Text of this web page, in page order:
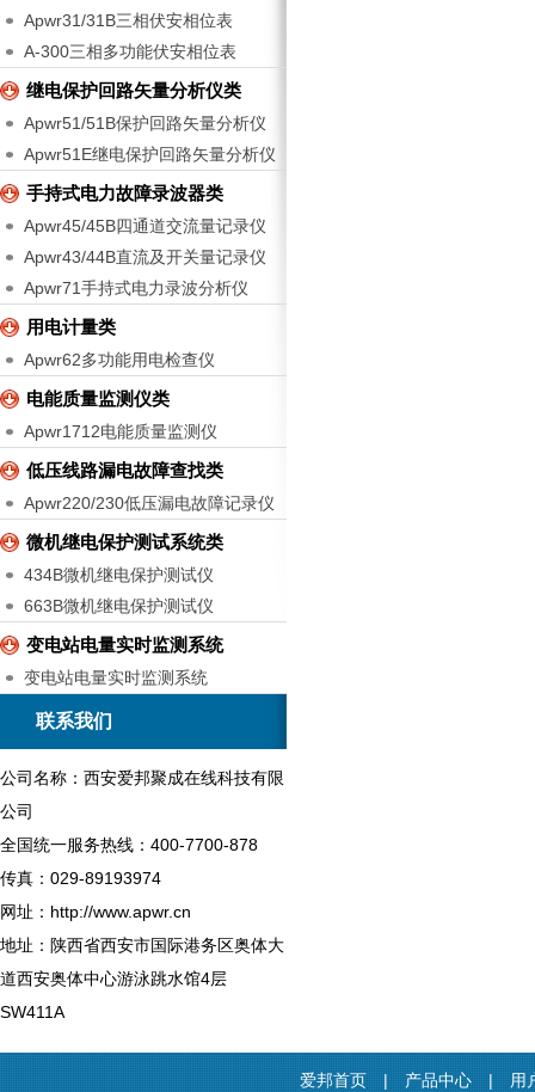
Apwr31/31B三相伏安相位表
A-300三相多功能伏安相位表
继电保护回路矢量分析仪类
Apwr51/51B保护回路矢量分析仪
Apwr51E继电保护回路矢量分析仪
手持式电力故障录波器类
Apwr45/45B四通道交流量记录仪
Apwr43/44B直流及开关量记录仪
Apwr71手持式电力录波分析仪
用电计量类
Apwr62多功能用电检查仪
电能质量监测仪类
Apwr1712电能质量监测仪
低压线路漏电故障查找类
Apwr220/230低压漏电故障记录仪
微机继电保护测试系统类
434B微机继电保护测试仪
663B微机继电保护测试仪
变电站电量实时监测系统
变电站电量实时监测系统
联系我们
公司名称：西安爱邦聚成在线科技有限
公司
全国统一服务热线：400-7700-878
传真：029-89193974
网址：http://www.apwr.cn
地址：陕西省西安市国际港务区奥体大
道西安奥体中心游泳跳水馆4层
SW411A
爱邦首页 | 产品中心 | 用